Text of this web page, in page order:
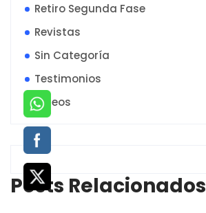
Retiro Segunda Fase
Revistas
Sin Categoría
Testimonios
Videos
Posts Relacionados